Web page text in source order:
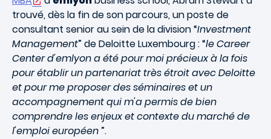
trouvé, dès la fin de son parcours, un poste de
consultant senior au sein de la division “Investment
Management” de Deloitte Luxembourg : “le Career
Center d'emlyon a été pour moi précieux à la fois
pour établir un partenariat très étroit avec Deloitte
et pour me proposer des séminaires et un
accompagnement qui m'a permis de bien
comprendre les enjeux et contexte du marché de
l'emploi européen”.